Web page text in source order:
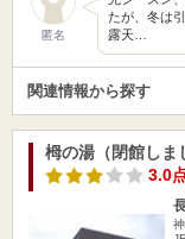
匿名
たが、冬は
露天…
関連情報から探す
栂の湯（閉館しま
3.0